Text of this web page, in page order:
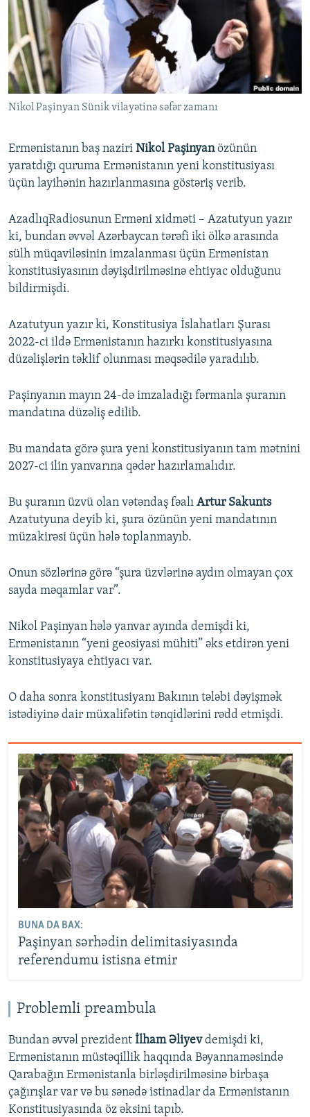
İNFOQRAFIKA
KARIKATURA
AZƏRBAYCAN ƏDƏBIYYATI KITABXANASI
İSLAM VƏ DEMOKRATIYA
İZ - MƏDƏNIYYƏT PROQRAMI
MISSIYAMIZ
PEŞƏ ETIKASI VƏ JURNALISTIKA STANDARTLARIMIZ
MATERIALLARIMIZDAN ISTIFADƏ
AZADLIQRADIOSU MOBIL TELEFONUNUZDA
BIZIMLƏ ƏLAQƏ
BIZI IZLƏ
RFE/RL-in bütün saytları
Nikol Paşinyan Sünik vilayətinə səfər zamanı
Ermənistanın baş naziri Nikol Paşinyanözünün
yaratdığı quruma Ermənistanın yeni konstitusiyası
üçün layihənin hazırlanmasına göstəriş verib.
AzadlıqRadiosunun Erməni xidməti – Azatutyun yazır
ki, bundan əvvəl Azərbaycan tərəfi iki ölkə arasında
sülh müqaviləsinin imzalanması üçün Ermənistan
konstitusiyasının dəyişdirilməsinə ehtiyac olduğunu
bildirmişdi.
Azatutyun yazır ki, Konstitusiya İslahatları Şurası
2022-ci ildə Ermənistanın hazırkı konstitusiyasına
düzəlişlərin təklif olunması məqsədilə yaradılıb.
Paşinyanın mayın 24-də imzaladığı fərmanla şuranın
mandatına düzəliş edilib.
Bu mandata görə şura yeni konstitusiyanın tam mətnini
2027-ci ilin yanvarına qədər hazırlamalıdır.
Bu şuranın üzvü olan vətəndaş fəalı Artur Sakunts
Azatutyuna deyib ki, şura özünün yeni mandatının
müzakirəsi üçün hələ toplanmayıb.
Onun sözlərinə görə “şura üzvlərinə aydın olmayan çox
sayda məqamlar var”.
Nikol Paşinyan hələ yanvar ayında demişdi ki,
Ermənistanın “yeni geosiyasi mühiti” əks etdirən yeni
konstitusiyaya ehtiyacı var.
O daha sonra konstitusiyanı Bakının tələbi dəyişmək
istədiyinə dair müxalifətin tənqidlərini rədd etmişdi.
BUNA DA BAX:
Paşinyan sərhədin delimitasiyasında
referendumu istisna etmir
Problemli preambula
Bundan əvvəl prezident İlham Əliyevdemişdi ki,
Ermənistanın müstəqillik haqqında Bəyannaməsində
Qarabağın Ermənistanla birləşdirilməsinə birbaşa
çağırışlar var və bu sənədə istinadlar da Ermənistanın
Konstitusiyasında öz əksini tapıb.